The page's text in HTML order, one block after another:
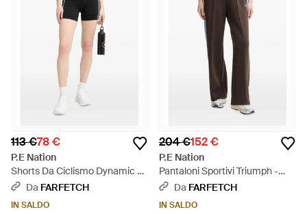
113 €78 €
P.E Nation
Shorts Da Ciclismo Dynamic 5
- Nero
Da FARFETCH
IN SALDO
204 €152 €
P.E Nation
Pantaloni Sportivi Triumph -
NeroDa FARFETCH
IN SALDO